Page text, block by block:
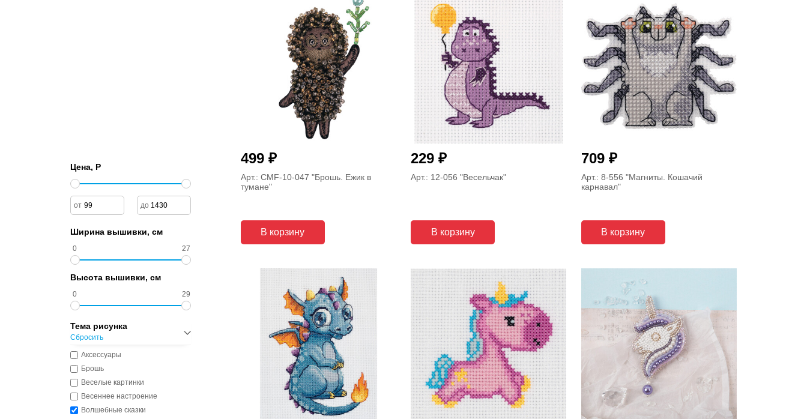
Цена, Р
Ширина вышивки, см
0 27
Высота вышивки, см
0 29
Тема рисунка
Сбросить
Аксессуары
Брошь
Веселые картинки
Весеннее настроение
Волшебные сказки
499 ₽
Арт.: CMF-10-047 "Брошь. Ежик в
тумане"
В корзину
229₽
Арт.: 12-056"Весельчак"
В корзину
709 ₽
Арт.: 8-556 "Магниты. Кошачий
карнавал"
В корзину